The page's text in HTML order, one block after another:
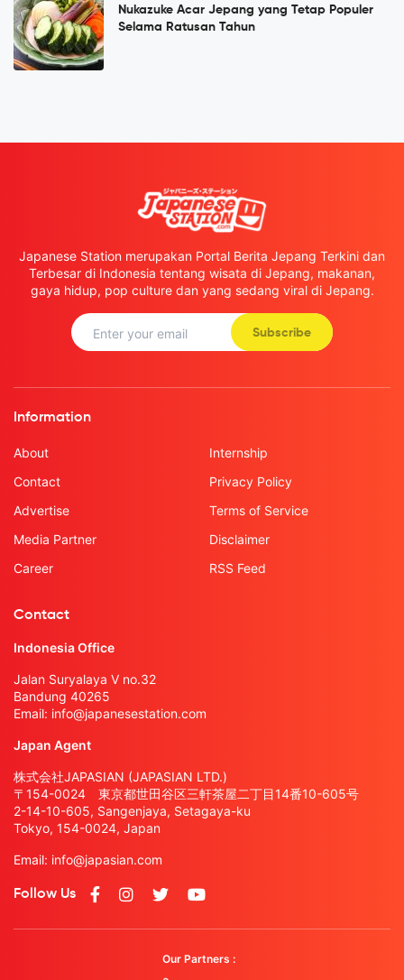
Nukazuke Acar Jepang yang Tetap Populer
Selama Ratusan Tahun
Japanese Station merupakan Portal Berita Jepang Terkini dan
Terbesar di Indonesia tentang wisata di Jepang, makanan,
gaya hidup, pop culture dan yang sedang viral di Jepang.
Subscribe
Information
About
Contact
Advertise
Media Partner
Career
Internship
Privacy Policy
Terms of Service
Disclaimer
RSS Feed
Contact
Indonesia Office
Jalan Suryalaya V no.32
Bandung 40265
Email: info@japanesestation.com
Japan Agent
株式会社JAPASIAN (JAPASIAN LTD.)
〒154-0024 東京都世田谷区三軒茶屋二丁目14番10-605号
2-14-10-605, Sangenjaya, Setagaya-ku
Tokyo, 154-0024, Japan
Email: info@japasian.com
Follow Us
Our Partners :